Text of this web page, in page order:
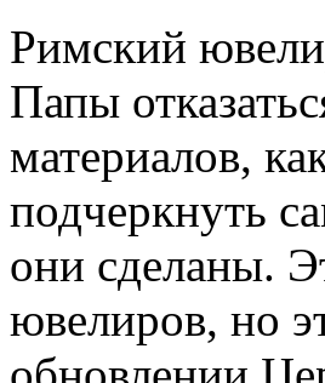
Римский
Папы
материалов,
подчеркнуть
они сделаны.
ювелиров, но